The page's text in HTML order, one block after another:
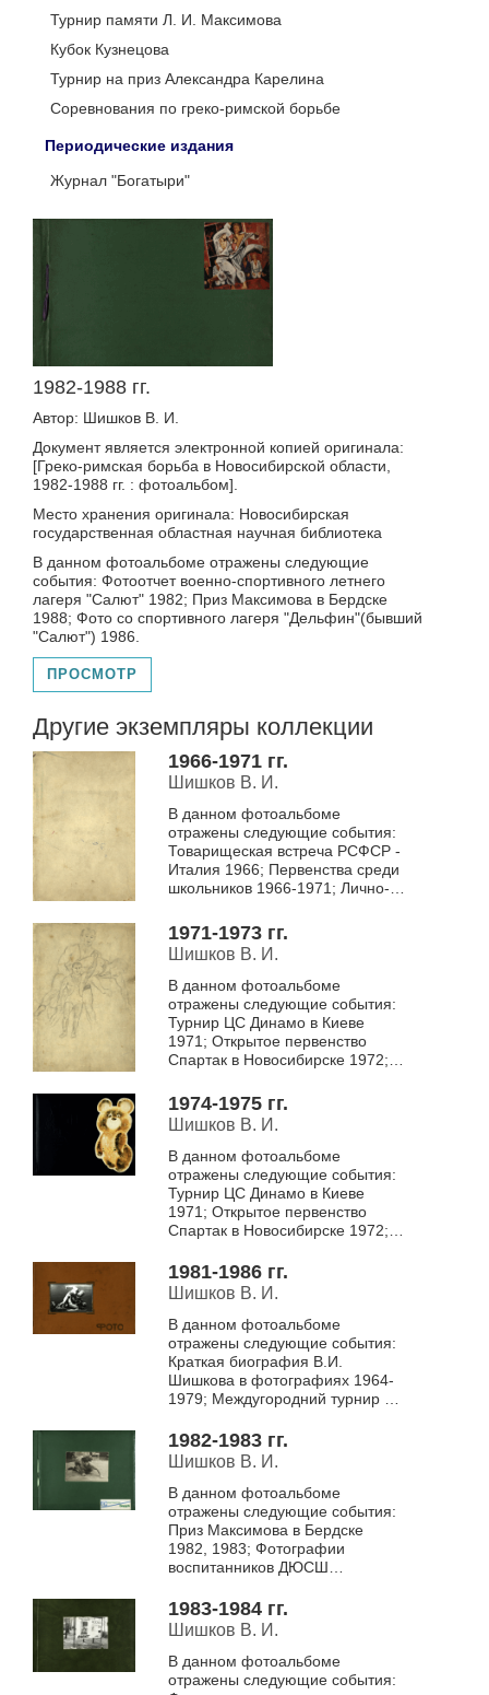
Турнир памяти Л. И. Максимова
Кубок Кузнецова
Турнир на приз Александра Карелина
Соревнования по греко-римской борьбе
Периодические издания
Журнал "Богатыри"
1982-1988 гг.
Автор: Шишков В. И.
Документ является электронной копией оригинала:
[Греко-римская борьба в Новосибирской области,
1982-1988 гг. : фотоальбом].
Место хранения оригинала: Новосибирская
государственная областная научная библиотека
В данном фотоальбоме отражены следующие
события: Фотоотчет военно-спортивного летнего
лагеря "Салют" 1982; Приз Максимова в Бердске
1988; Фото со спортивного лагеря "Дельфин"(бывший
"Салют") 1986.
ПРОСМОТР
Другие экземпляры коллекции
1966-1971 гг.
Шишков В. И.
В данном фотоальбоме
отражены следующие события:
Товарищеская встреча РСФСР -
Италия 1966; Первенства среди
школьников 1966-1971; Лично-
молодежи 1967-1971.
1971-1973 гг.
Шишков В. И.
В данном фотоальбоме
отражены следующие события:
Турнир ЦС Динамо в Киеве
1971; Открытое первенство
Спартак в Новосибирске 1972;
генерала Рахимова в Ташкенте
1972; Турнир на...
1974-1975 гг.
Шишков В. И.
В данном фотоальбоме
отражены следующие события:
Турнир ЦС Динамо в Киеве
1971; Открытое первенство
Спартак в Новосибирске 1972;
генерала Рахимова в Ташкенте
1972; Турнир на...
1981-1986 гг.
Шишков В. И.
В данном фотоальбоме
отражены следующие события:
Краткая биография В.И.
Шишкова в фотографиях 1964-
1979; Междугородний турнир на
труда Максимова в Бердске
1981; Первенств...
1982-1983 гг.
Шишков В. И.
В данном фотоальбоме
отражены следующие события:
Приз Максимова в Бердске
1982, 1983; Фотографии
воспитанников ДЮСШ
"Юный зенитовец" 1982;
Первенство об...
1983-1984 гг.
Шишков В. И.
В данном фотоальбоме
отражены следующие события: